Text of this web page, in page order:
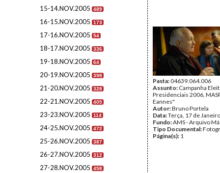
15-14.NOV.2005 489
16-15.NOV.2005 173
17-16.NOV.2005 54
18-17.NOV.2005 336
19-18.NOV.2005 64
20-19.NOV.2005 398
21-20.NOV.2005 328
22-21.NOV.2005 405
23-23.NOV.2005 114
24-25.NOV.2005 472
25-26.NOV.2005 387
26-27.NOV.2005 312
27-28.NOV.2005 458
Pasta:04639.064.006
Assunto: Campanha
Presidenciais 2006,
Eannes"
Autor:Bruno Portela
Data:Terça, 17 de
Fundo:AMS - Arquivo
Tipo Documental:
Página(s): 1